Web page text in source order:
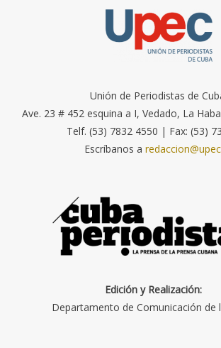
Unión de Periodistas de
Ave. 23 # 452 esquina a I, Vedado, La
Telf. (53) 7832 4550 | Fax: (53)
Escríbanos a
Edición y Realización:
Departamento de Comunicación de